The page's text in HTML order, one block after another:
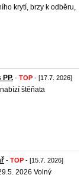
krytí, brzy k odběru,
- TOP - [17.7. 2026]
štěňata
- TOP - [15.7. 2026]
2026 Volný